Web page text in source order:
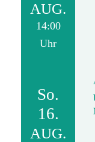
AUG.
14:00
Uhr
So.
16.
AUG.